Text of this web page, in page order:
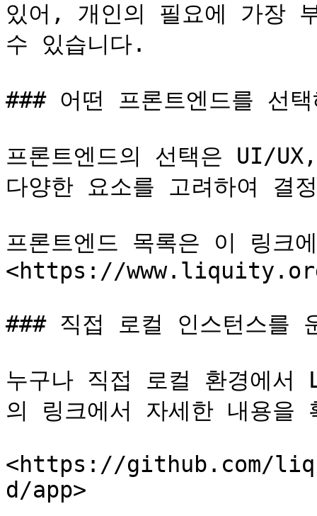
있어, 개인의 필요에 가장
수 있습니다.
### 어떤 프론트엔드를 선
프론트엔드의 선택은 UI/
다양한 요소를 고려하여 결
프론트엔드 목록은 이 링크
<https://
### 직접 로컬 인스턴스를
누구나 직접 로컬 환경에
의 링크에서 자세한 내용을
<https://github.com/
d/app>